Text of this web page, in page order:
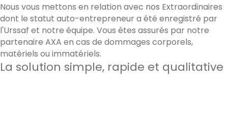
Nous vous mettons en relation avec nos Extraordinaires
dont le statut auto-entrepreneur a été enregistré par
l'Urssaf et notre équipe. Vous êtes assurés par notre
partenaire AXA en cas de dommages corporels,
matériels ou immatériels.
La solution simple, rapide et qualitative